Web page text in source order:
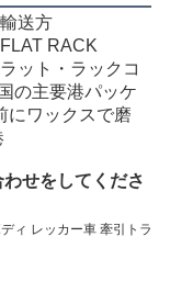
輸送方
RACK
ット・ラックコ
の主要港パッケ
にワックスで磨
せをしてくださ